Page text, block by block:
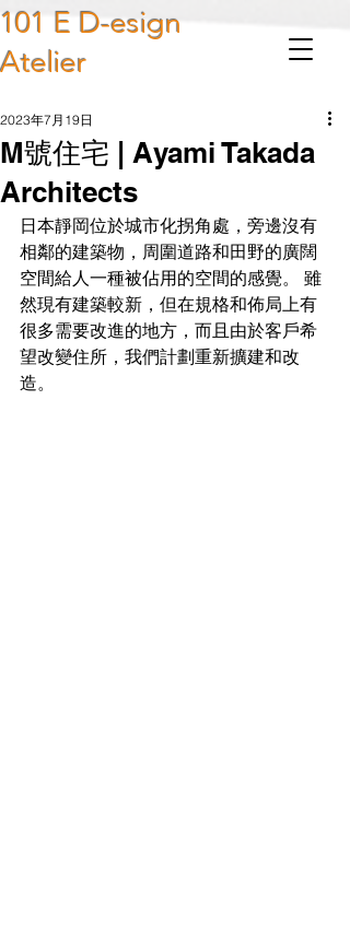
101 E D-esign
Atelier
M號住宅 | Ayami Takada
Architects
2023年7月19日
日本靜岡位於城市化拐角處，旁邊沒有
相鄰的建築物，周圍道路和田野的廣闊
空間給人一種被佔用的空間的感覺。 雖
然現有建築較新，但在規格和佈局上有
很多需要改進的地方，而且由於客戶希
望改變住所，我們計劃重新擴建和改
造。